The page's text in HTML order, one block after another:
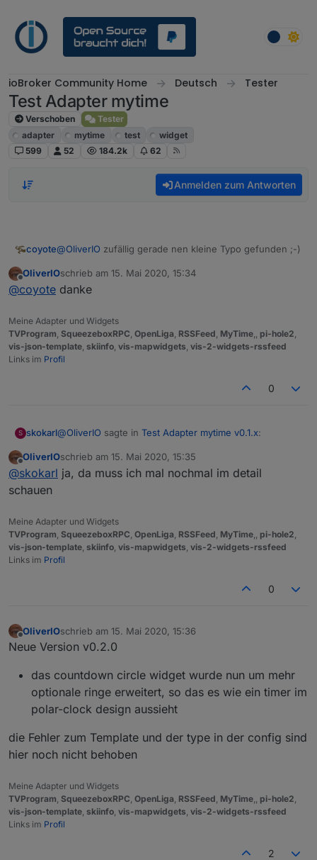
ioBroker Community Home Deutsch Tester
Test Adapter mytime
Verschoben
Tester
adapter
mytime test
widget
599
52 184.2k 62
Anmelden zum Antworten
coyote@OliverIO zufällig gerade nen kleine Typo gefunden ;-)
Offline
OliverIOschrieb am 15. Mai 2020, 15:34
zuletzt editiert von
@coyote danke
Meine Adapter und Widgets
TVProgram, SqueezeboxRPC, OpenLiga, RSSFeed, MyTime,, pi-hole2,
vis-json-template, skiinfo, vis-mapwidgets, vis-2-widgets-rssfeed
Links im Profil
0
S skokarl@OliverIO sagte in Test Adapter mytime v0.1.x:
https://github.com/oweitman/iobroker.mytime
Offline
OliverIOschrieb am 15. Mai 2020, 15:35
zuletzt editiert von
@skokarl ja, da muss ich mal nochmal im detail
schauen
Meine Adapter und Widgets
TVProgram, SqueezeboxRPC, OpenLiga, RSSFeed, MyTime,, pi-hole2,
vis-json-template, skiinfo, vis-mapwidgets, vis-2-widgets-rssfeed
Links im Profil
0
Offline
OliverIOschrieb am 15. Mai 2020, 15:36
zuletzt editiert von
Neue Version v0.2.0
das countdown circle widget wurde nun um mehr
optionale ringe erweitert, so das es wie ein timer im
polar-clock design aussieht
die Fehler zum Template und der type in der config sind
hier noch nicht behoben
Meine Adapter und Widgets
TVProgram, SqueezeboxRPC, OpenLiga, RSSFeed, MyTime,, pi-hole2,
vis-json-template, skiinfo, vis-mapwidgets, vis-2-widgets-rssfeed
Links im Profil
2